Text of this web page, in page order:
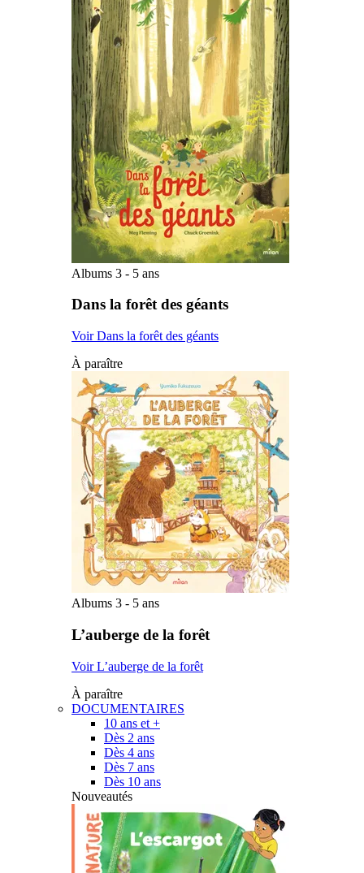
Albums 3 - 5 ans
Dans la forêt des géants
Voir Dans la forêt des géants
À paraître
Albums 3 - 5 ans
L’auberge de la forêt
Voir L’auberge de la forêt
À paraître
DOCUMENTAIRES
10 ans et +
Dès 2 ans
Dès 4 ans
Dès 7 ans
Dès 10 ans
Nouveautés